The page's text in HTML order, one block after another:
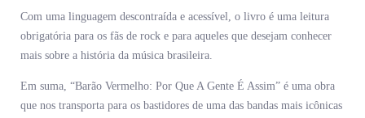
Com uma linguagem descontraída e acessível, o livro é uma leitura
obrigatória para os fãs de rock e para aqueles que desejam conhecer
mais sobre a história da música brasileira.
Em suma, “Barão Vermelho: Por Que A Gente É Assim” é uma obra
que nos transporta para os bastidores de uma das bandas mais icônicas